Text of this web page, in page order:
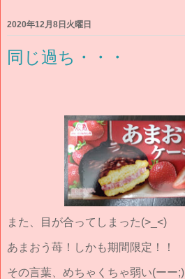
2020年12月8日火曜日
同じ過ち・・・
また、目が合ってしまった(>_<)
あまおう苺！しかも期間限定！！
その言葉、めちゃくちゃ弱い(ーー;)